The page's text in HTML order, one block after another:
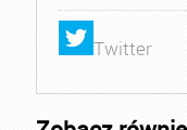
Twitter